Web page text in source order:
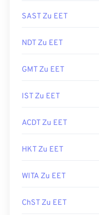
SAST Zu EET
NDT Zu EET
GMT Zu EET
IST Zu EET
ACDT Zu EET
HKT Zu EET
WITA Zu EET
ChST Zu EET